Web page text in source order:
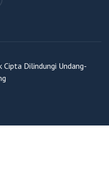
Dilindungi Undang-